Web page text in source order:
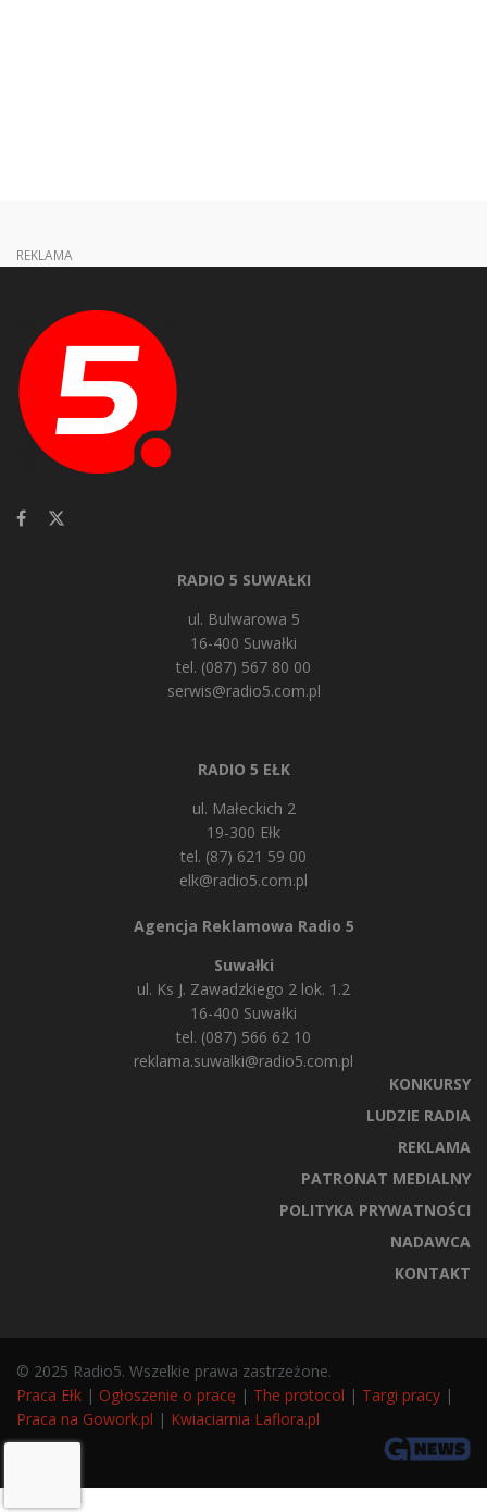
REKLAMA
RADIO 5 SUWAŁKI
ul. Bulwarowa 5
16-400 Suwałki
tel. (087) 567 80 00
serwis@radio5.com.pl
RADIO 5 EŁK
ul. Małeckich 2
19-300 Ełk
tel. (87) 621 59 00
elk@radio5.com.pl
Agencja Reklamowa Radio 5
Suwałki
ul. Ks J. Zawadzkiego 2 lok. 1.2
16-400 Suwałki
tel. (087) 566 62 10
reklama.suwalki@radio5.com.pl
KONKURSY
LUDZIE RADIA
REKLAMA
PATRONAT MEDIALNY
POLITYKA PRYWATNOŚCI
NADAWCA
KONTAKT
© 2025 Radio5. Wszelkie prawa zastrzeżone.
Praca Ełk | Ogłoszenie o pracę | The protocol | Targi pracy |
Praca na Gowork.pl | Kwiaciarnia Laflora.pl